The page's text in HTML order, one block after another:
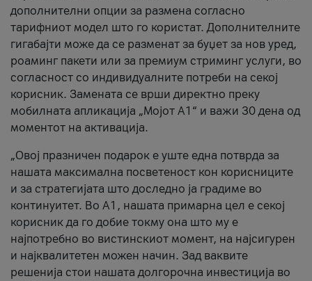
дополнителни опции за размена согласно
тарифниот модел што го користат. Дополнителните
гигабајти може да се разменат за буџет за нов уред,
роаминг пакети или за премиум стриминг услуги, во
согласност со индивидуалните потреби на секој
корисник. Замената се врши директно преку
мобилната апликација „Мојот А1“ и важи 30 дена од
моментот на активација.
„Овој празничен подарок е уште една потврда за
нашата максимална посветеност кон корисниците
и за стратегијата што доследно ја градиме во
континуитет. Во А1, нашата примарна цел е секој
корисник да го добие токму она што му е
најпотребно во вистинскиот момент, на најсигурен
и најквалитетен можен начин. Зад ваквите
решенија стои нашата долгорочна инвестиција во